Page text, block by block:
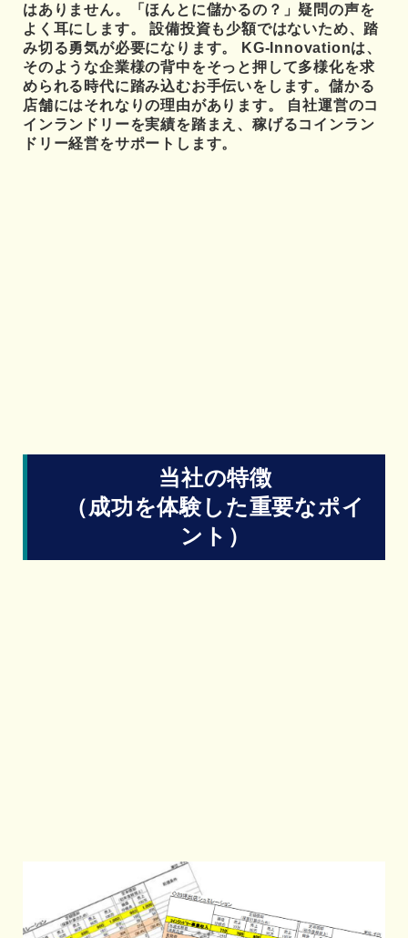
はありません。「ほんとに儲かるの？」疑問の声を
よく耳にします。 設備投資も少額ではないため、踏
み切る勇気が必要になります。 KG-Innovationは、
そのような企業様の背中をそっと押して多様化を求
められる時代に踏み込むお手伝いをします。儲かる
店舗にはそれなりの理由があります。 自社運営のコ
インランドリーを実績を踏まえ、稼げるコインラン
ドリー経営をサポートします。
当社の特徴
（成功を体験した重要なポイ
ント）